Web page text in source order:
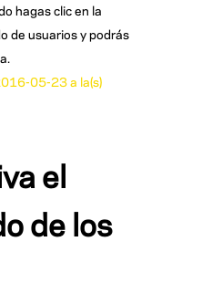
hagas clic en la
de usuarios y podrás
el
de los